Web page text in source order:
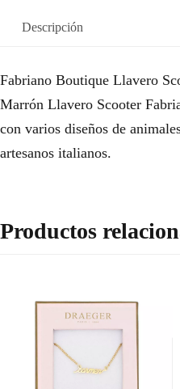
Descripción
Fabriano Boutique Llavero
Marrón Llavero Scooter
con varios diseños de
artesanos italianos.
Productos